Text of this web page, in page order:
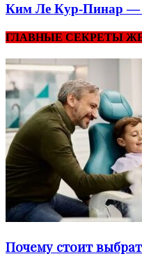
Ким Ле Кур-Пинар —
ГЛАВНЫЕ СЕКРЕТЫ
Почему стоит